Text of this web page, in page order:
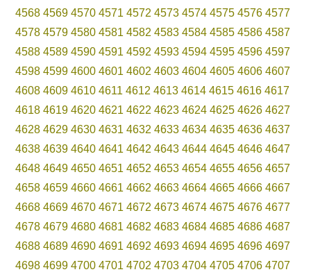
4568 4569 4570 4571 4572 4573 4574 4575 4576 4577
4578 4579 4580 4581 4582 4583 4584 4585 4586 4587
4588 4589 4590 4591 4592 4593 4594 4595 4596 4597
4598 4599 4600 4601 4602 4603 4604 4605 4606 4607
4608 4609 4610 4611 4612 4613 4614 4615 4616 4617
4618 4619 4620 4621 4622 4623 4624 4625 4626 4627
4628 4629 4630 4631 4632 4633 4634 4635 4636 4637
4638 4639 4640 4641 4642 4643 4644 4645 4646 4647
4648 4649 4650 4651 4652 4653 4654 4655 4656 4657
4658 4659 4660 4661 4662 4663 4664 4665 4666 4667
4668 4669 4670 4671 4672 4673 4674 4675 4676 4677
4678 4679 4680 4681 4682 4683 4684 4685 4686 4687
4688 4689 4690 4691 4692 4693 4694 4695 4696 4697
4698 4699 4700 4701 4702 4703 4704 4705 4706 4707